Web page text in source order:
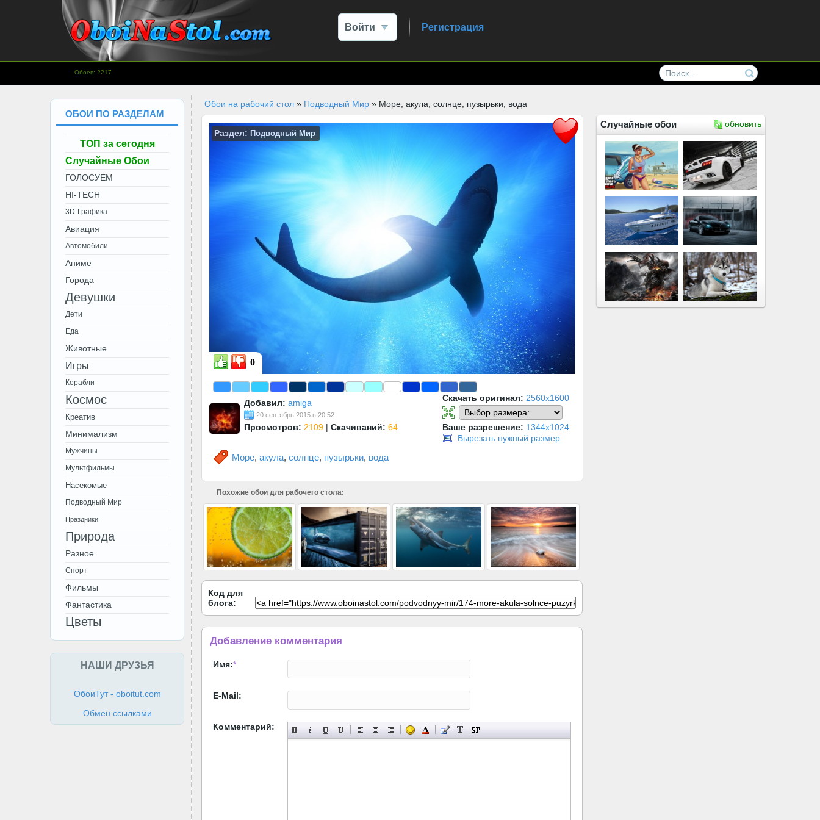
www.OboiNaStol.com - Обои на
Войти Регистрация
Обоев: 2217
Обои на рабочий стол » Подводный Мир » Море, акула, солнце, пузырьки, вода
Море, акула, солнце, пузырьки, вода
Добавил: amiga
20 сентябрь 2015 в 20:52
Просмотров: 2109 | Скачиваний: 64
0
Скачать оригинал: 2560x1600
Ваше разрешение: 1344x1024
Вырезать нужный размер
Раздел: Подводный Мир
Случайные обои обновить
Похожие обои для рабочего стола:
Код для
блога:
Добавление комментария
Имя:*
E-Mail:
Комментарий:
ОБОИ ПО РАЗДЕЛАМ
ТОП за сегодня
Случайные Обои
ГОЛОСУЕМ
HI-TECH
3D-Графика
Авиация
Автомобили
Аниме
Города
Девушки
Дети
Еда
Животные
Игры
Корабли
Космос
Креатив
Минимализм
Мужчины
Мультфильмы
Насекомые
Подводный Мир
Праздники
Природа
Разное
Спорт
Фильмы
Фантастика
Цветы
НАШИ ДРУЗЬЯ
ОбоиТут - oboitut.com
Обмен ссылками